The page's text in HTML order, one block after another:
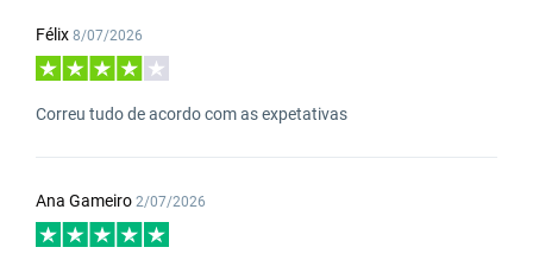
Félix 8/07/2026
Correu tudo de acordo com as expetativas
Ana Gameiro 2/07/2026